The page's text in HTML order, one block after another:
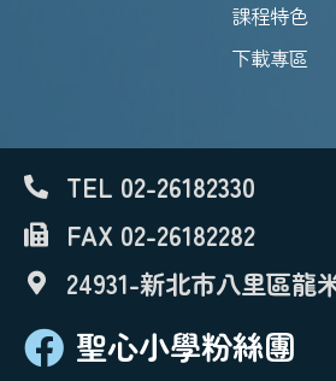
課程特色
下載專區
TEL 02-26182330
FAX 02-26182282
24931-新北市八里區龍
聖心小學粉絲團